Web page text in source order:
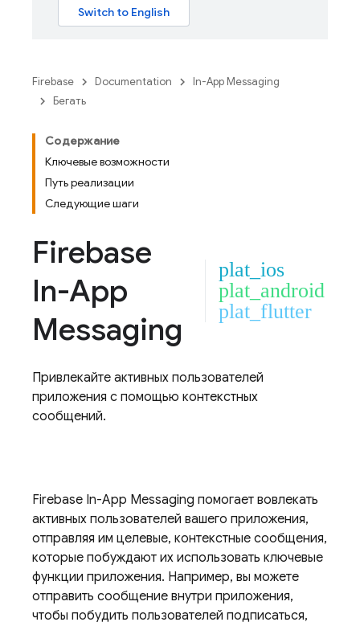
Firebase Documentation
In-App Messaging
Бегать
Содержание
Ключевые возможности
Путь реализации
Следующие шаги
Firebase
In-App
Messaging
plat_ios
plat_android
plat_flutter
Привлекайте активных пользователей
приложения с помощью контекстных
сообщений.
Firebase In-App Messaging помогает вовлекать
активных пользователей вашего приложения,
отправляя им целевые, контекстные сообщения,
которые побуждают их использовать ключевые
функции приложения. Например, вы можете
отправить сообщение внутри приложения,
чтобы побудить пользователей подписаться,